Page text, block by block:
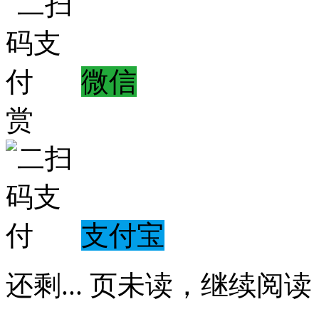
微信
赏
支付宝
还剩 ... 页未读， 继续阅读